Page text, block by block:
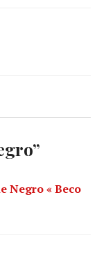
”
Negro « Beco